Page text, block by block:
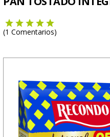
(1 Comentarios)